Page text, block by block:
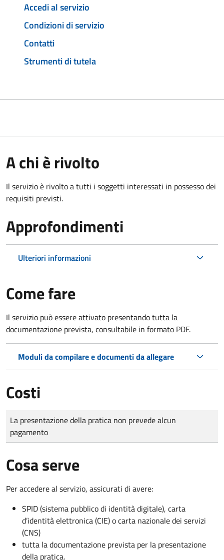
Accedi al servizio
Condizioni di servizio
Contatti
Strumenti di tutela
A chi è rivolto
Il servizio è rivolto a tutti i soggetti interessati in possesso dei
requisiti previsti.
Approfondimenti
Ulteriori informazioni
Come fare
Il servizio può essere attivato presentando tutta la
documentazione prevista, consultabile in formato PDF.
Moduli da compilare e documenti da allegare
Costi
Tipo di pagamento
Importo
La presentazione della pratica non prevede alcun
pagamento
Cosa serve
Per accedere al servizio, assicurati di avere:
SPID (sistema pubblico di identità digitale), carta
d’identità elettronica (CIE) o carta nazionale dei servizi
(CNS)
tutta la documentazione prevista per la presentazione
della pratica.